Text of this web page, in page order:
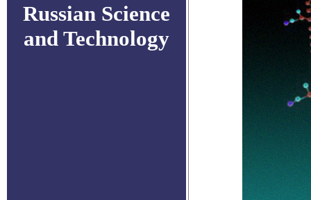
Russian Science
and Technology